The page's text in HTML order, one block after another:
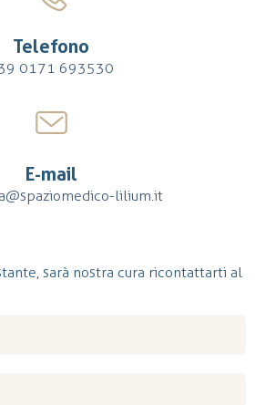
Telefono
0171 693530
E-mail
lilium.it
sarà nostra cura ricontattarti al